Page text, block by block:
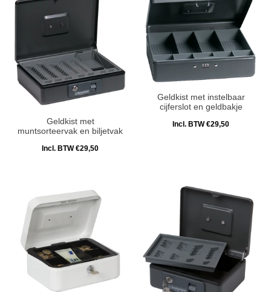
Geldkist met
muntsorteervak en biljetvak
Incl. BTW €29,50
Geldkist met instelbaar
cijferslot en geldbakje
Incl. BTW €29,50